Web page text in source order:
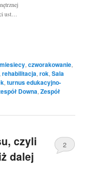
ust…
,czworakowanie,
,rehabilitacja,rok,Sala
,turnus edukacyjno-
Downa,Zespół
czyli
dalej
2